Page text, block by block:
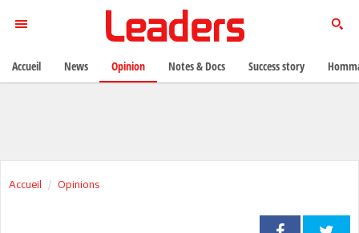
Accueil Opinions
Accueil News Opinion Notes & Docs Success story